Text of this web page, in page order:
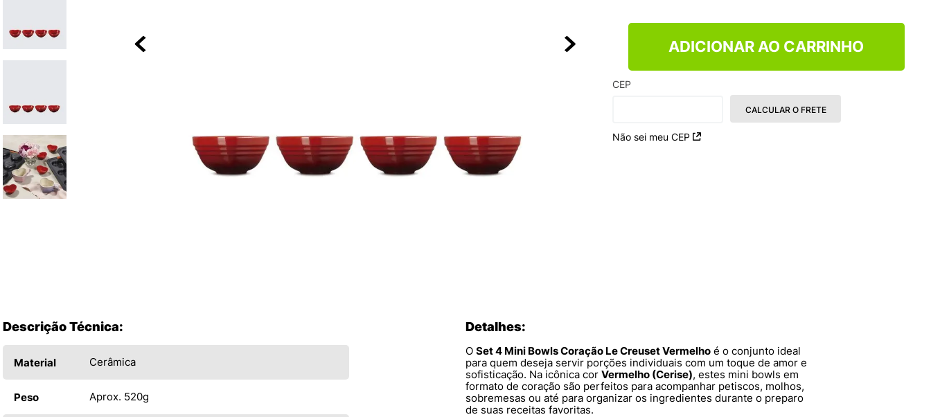
ADICIONAR AO CARRINHO
CEP
Não sei meu CEP
CALCULAR O FRETE
Descrição Técnica:
Material Cerâmica
Peso Aprox. 520g
Detalhes:
O Set 4 Mini Bowls Coração Le Creuset Vermelho é o conjunto ideal
para quem deseja servir porções individuais com um toque de amor e
sofisticação. Na icônica cor Vermelho (Cerise), estes mini bowls em
formato de coração são perfeitos para acompanhar petiscos, molhos,
sobremesas ou até para organizar os ingredientes durante o preparo
de suas receitas favoritas.